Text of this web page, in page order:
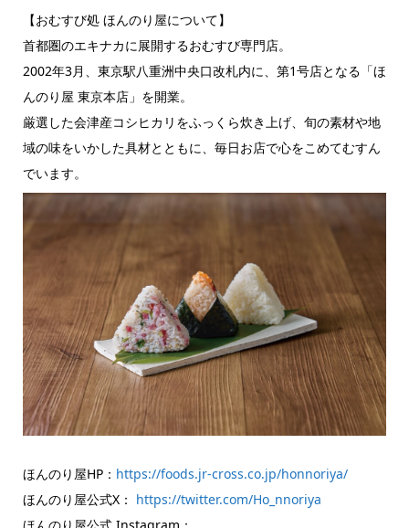
【おむすび処 ほんのり屋について】
首都圏のエキナカに展開するおむすび専門店。
2002年3月、東京駅八重洲中央口改札内に、第1号店となる「ほ
んのり屋 東京本店」を開業。
厳選した会津産コシヒカリをふっくら炊き上げ、旬の素材や地
域の味をいかした具材とともに、毎日お店で心をこめてむすん
でいます。
ほんのり屋HP： https://foods.jr-cross.co.jp/honnoriya/
ほんのり屋公式X： https://twitter.com/Ho_nnoriya